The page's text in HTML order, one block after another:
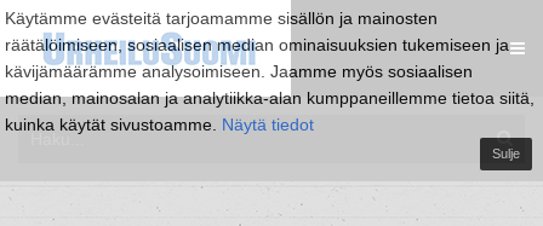
Käytämme evästeitä tarjoamamme sisällön ja mainosten
räätälöimiseen, sosiaalisen median ominaisuuksien tukemiseen ja
kävijämäärämme analysoimiseen. Jaamme myös sosiaalisen
median, mainosalan ja analytiikka-alan kumppaneillemme tietoa siitä,
kuinka käytät sivustoamme. Näytä tiedot
Sulje